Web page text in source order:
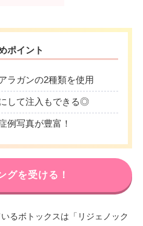
ポイント
ラガンの2種類を使用
して注入もできる◎
例写真が豊富！
グを受ける！
るボトックスは「リジェノック